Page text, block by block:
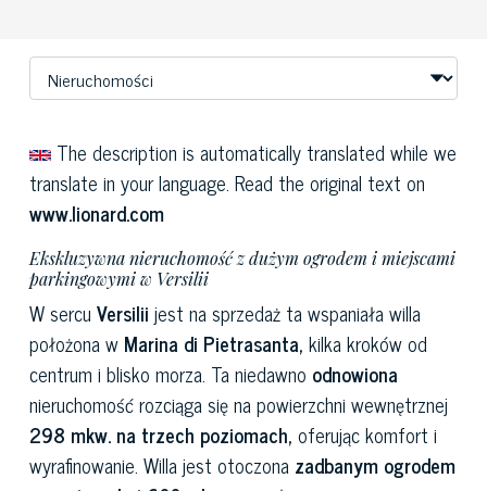
The description is automatically translated while we
translate in your language. Read the original text on
www.lionard.com
Ekskluzywna nieruchomość z dużym ogrodem i miejscami
parkingowymi w Versilii
W sercu Versilii jest na sprzedaż ta wspaniała willa
położona w Marina di Pietrasanta, kilka kroków od
centrum i blisko morza. Ta niedawno odnowiona
nieruchomość rozciąga się na powierzchni wewnętrznej
298 mkw. na trzech poziomach, oferując komfort i
wyrafinowanie. Willa jest otoczona zadbanym ogrodem